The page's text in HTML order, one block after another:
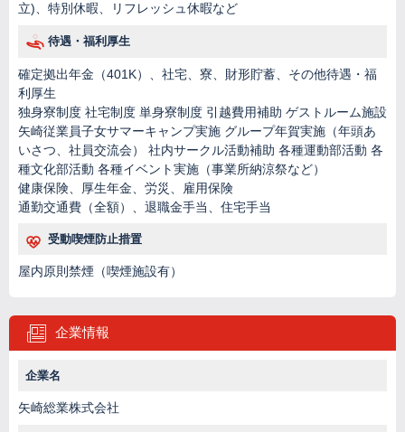
立)、特別休暇、リフレッシュ休暇など
待遇・福利厚生
確定拠出年金（401K）、社宅、寮、財形貯蓄、その他待遇・福
利厚生
独身寮制度 社宅制度 単身寮制度 引越費用補助 ゲストルーム施設
矢崎従業員子女サマーキャンプ実施 グループ年賀実施（年頭あ
いさつ、社員交流会） 社内サークル活動補助 各種運動部活動 各
種文化部活動 各種イベント実施（事業所納涼祭など）
健康保険、厚生年金、労災、雇用保険
通勤交通費（全額）、退職金手当、住宅手当
受動喫煙防止措置
屋内原則禁煙（喫煙施設有）
企業情報
企業名
矢崎総業株式会社